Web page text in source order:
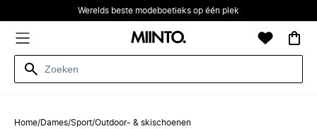
Werelds beste modeboetieks op één plek
Home/Dames/Sport/Outdoor- & skischoenen